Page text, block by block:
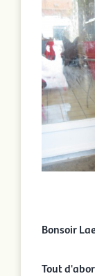
Bonsoir
Tout